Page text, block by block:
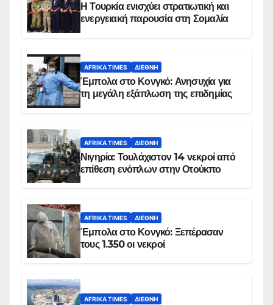
Η Τουρκία ενισχύει στρατιωτική και
ενεργειακή παρουσία στη Σομαλία
AFRIKA TIMES ΔΙΕΘΝΉ
Έμπολα στο Κονγκό: Ανησυχία για
τη μεγάλη εξάπλωση της επιδημίας
AFRIKA TIMES ΔΙΕΘΝΉ
Νιγηρία: Τουλάχιστον 14 νεκροί από
επίθεση ενόπλων στην Οτούκπο
AFRIKA TIMES ΔΙΕΘΝΉ
Έμπολα στο Κονγκό: Ξεπέρασαν
τους 1.350 οι νεκροί
AFRIKA TIMES ΔΙΕΘΝΉ